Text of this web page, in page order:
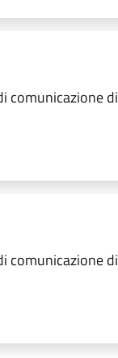
comunicazione
comunicazione